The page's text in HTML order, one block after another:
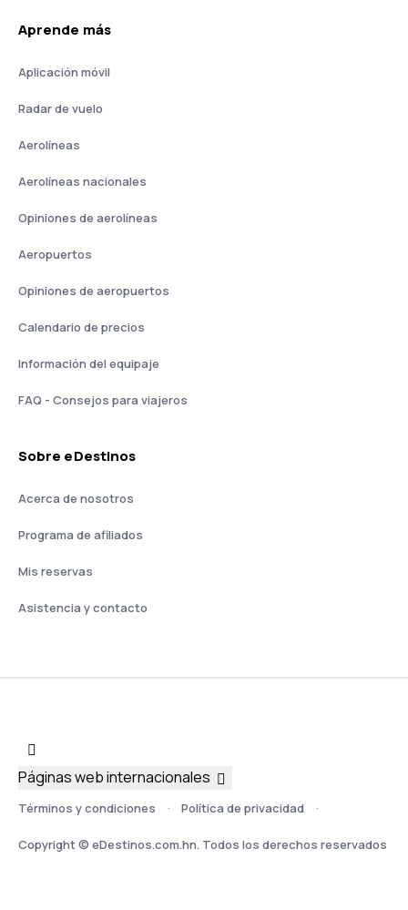
Aprende más
Aplicación móvil
Radar de vuelo
Aerolíneas
Aerolíneas nacionales
Opiniones de aerolíneas
Aeropuertos
Opiniones de aeropuertos
Calendario de precios
Información del equipaje
FAQ - Consejos para viajeros
Sobre eDestinos
Acerca de nosotros
Programa de afiliados
Mis reservas
Asistencia y contacto
Términos y condiciones Política de privacidad
Copyright © eDestinos.com.hn. Todos los derechos reservados
Páginas web internacionales